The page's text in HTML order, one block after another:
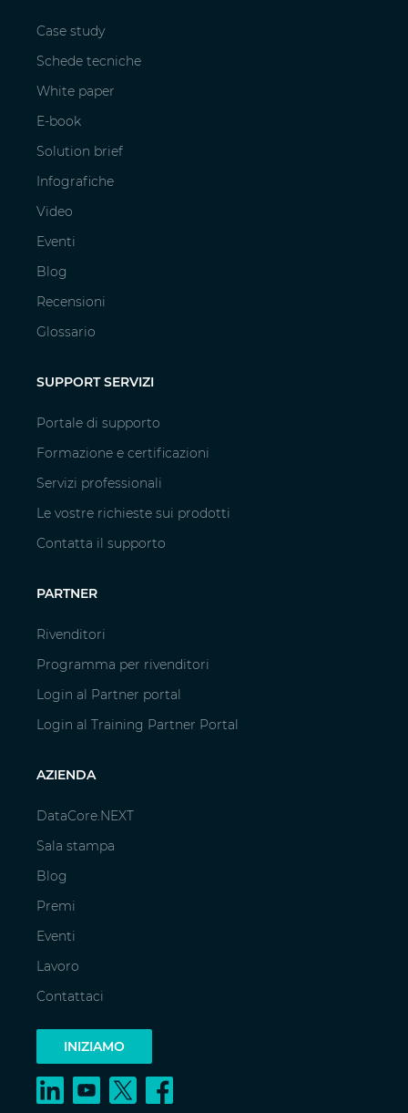
Case study
Schede tecniche
White paper
E-book
Solution brief
Infografiche
Video
Eventi
Blog
Recensioni
Glossario
SUPPORT SERVIZI
Portale di supporto
Formazione e certificazioni
Servizi professionali
Le vostre richieste sui prodotti
Contatta il supporto
PARTNER
Rivenditori
Programma per rivenditori
Login al Partner portal
Login al Training Partner Portal
AZIENDA
DataCore.NEXT
Sala stampa
Blog
Premi
Eventi
Lavoro
Contattaci
INIZIAMO